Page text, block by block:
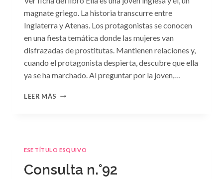
magnate griego. La historia transcurre entre
Inglaterra y Atenas. Los protagonistas se conocen
en una fiesta temática donde las mujeres van
disfrazadas de prostitutas. Mantienen relaciones y,
cuando el protagonista despierta, descubre que ella
ya se ha marchado. Al preguntar por la joven,…
LEER MÁS CONSULTA
MAGNATE
GRIEGO»
DE
ESE TÍTULO ESQUIVO
Consulta n.°92